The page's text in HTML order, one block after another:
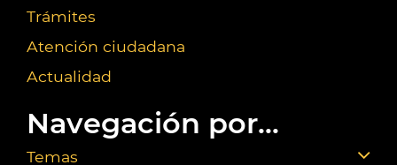
Trámites
Atención ciudadana
Actualidad
Navegación por...
Temas